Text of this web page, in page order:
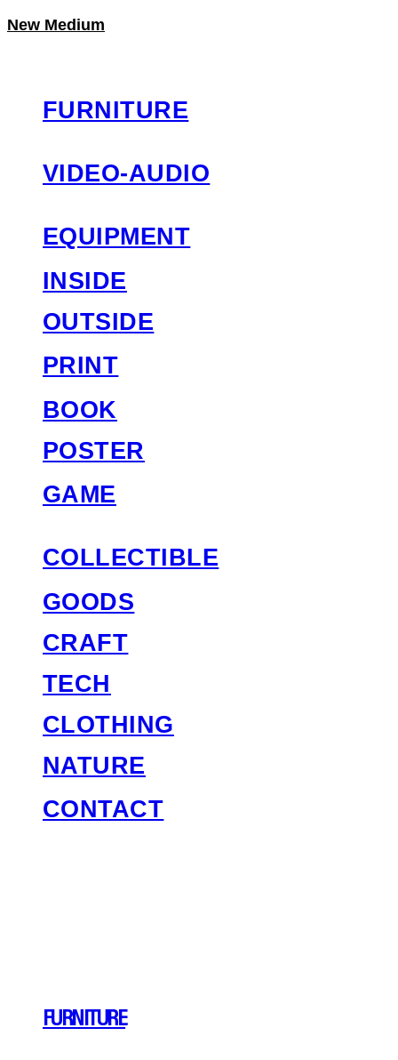
New Medium
FURNITURE
VIDEO-AUDIO
EQUIPMENT
INSIDE
OUTSIDE
PRINT
BOOK
POSTER
GAME
COLLECTIBLE
GOODS
CRAFT
TECH
CLOTHING
NATURE
CONTACT
FURNITURE